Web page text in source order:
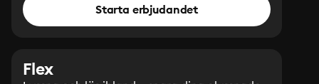
Starta erbjudandet
Flex